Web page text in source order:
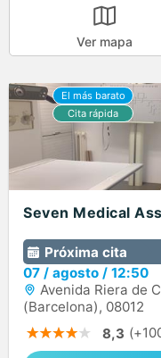
Ver mapa
Seven Medical
Próxima cita
07 / agosto / 12:50
Avenida Riera de
(Barcelona), 08012
8,3